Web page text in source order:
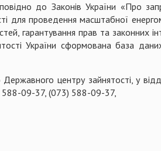
до Законів України «Про
для проведення масштабної
прав та законних
України сформована база
центру зайнятості, у
588-09-37, (073) 588-09-37,